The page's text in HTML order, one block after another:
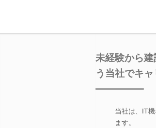
未経験から
う当社でキ
当社は、IT
ます。